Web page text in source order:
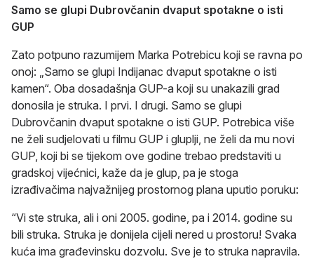
Samo se glupi Dubrovčanin dvaput spotakne o isti
GUP
Zato potpuno razumijem Marka Potrebicu koji se ravna po
onoj: „Samo se glupi Indijanac dvaput spotakne o isti
kamen“. Oba dosadašnja GUP-a koji su unakazili grad
donosila je struka. I prvi. I drugi. Samo se glupi
Dubrovčanin dvaput spotakne o isti GUP. Potrebica više
ne želi sudjelovati u filmu GUP i gluplji, ne želi da mu novi
GUP, koji bi se tijekom ove godine trebao predstaviti u
gradskoj vijećnici, kaže da je glup, pa je stoga
izrađivačima najvažnijeg prostornog plana uputio poruku:
“Vi ste struka, ali i oni 2005. godine, pa i 2014. godine su
bili struka. Struka je donijela cijeli nered u prostoru! Svaka
kuća ima građevinsku dozvolu. Sve je to struka napravila.